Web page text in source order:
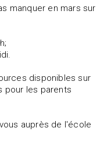
manquer en mars sur
disponibles sur
pour les parents
auprès de l'école